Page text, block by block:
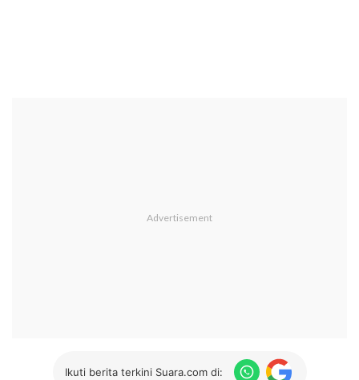
Ikuti berita terkini Suara.com di: